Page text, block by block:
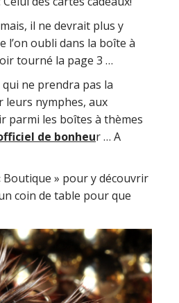
il ne devrait plus y
l’on oubli dans la boîte à
tourné la page 3 …
ne prendra pas la
leurs nymphes, aux
parmi les boîtes à thèmes
de bonheur … A
» pour y découvrir
coin de table pour que